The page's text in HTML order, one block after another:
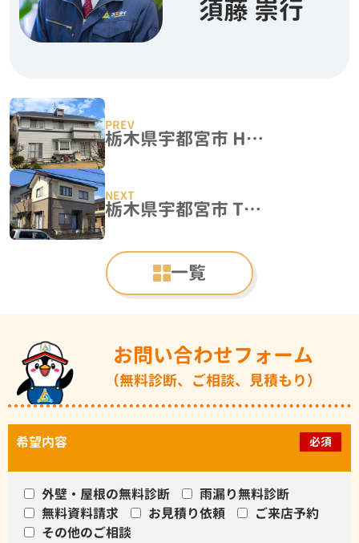
須藤 崇行
栃木県宇都宮市 H様邸 屋根塗装・外壁塗装
一覧
栃木県宇都宮市 T様邸 屋根カバー工法・外壁カバー工事
お問い合わせフォーム
（無料診断、ご相談、見積もり）
希望内容 必須
外壁・屋根の無料診断
雨漏り無料診断
無料資料請求
お見積り依頼
ご来店予約
その他のご相談